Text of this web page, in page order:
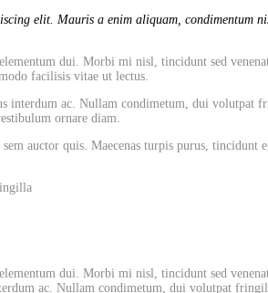
elit. Mauris a enim aliquam,
dui. Morbi mi nisl, tincidunt sed
facilisis vitae ut lectus.
interdum ac. Nullam condimetum, dui
ornare diam.
auctor quis. Maecenas turpis purus,
dui. Morbi mi nisl, tincidunt sed
ac. Nullam condimetum, dui volutpat